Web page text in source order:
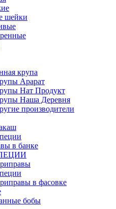
шейки
крупа
Арарат
Нат Продукт
Наша Деревня
производители
в банке
в фасовке
бобы